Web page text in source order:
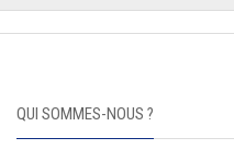
QUI SOMMES-NOUS ?